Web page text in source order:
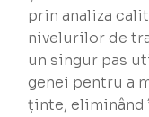
prin analiza
nivelurilor de
un singur pas
genei pentru a
ținte, eliminând